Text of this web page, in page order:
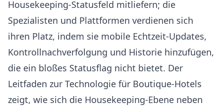
Housekeeping-Statusfeld mitliefern; die
Spezialisten und Plattformen verdienen sich
ihren Platz, indem sie mobile Echtzeit-Updates,
Kontrollnachverfolgung und Historie hinzufügen,
die ein bloßes Statusflag nicht bietet. Der
Leitfaden zur Technologie für Boutique-Hotels
zeigt, wie sich die Housekeeping-Ebene neben